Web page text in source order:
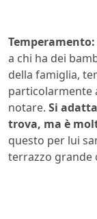
Temperamento:
a chi ha dei
della famiglia,
particolarmente
notare. Si
trova, ma è
questo per lui
terrazzo grande